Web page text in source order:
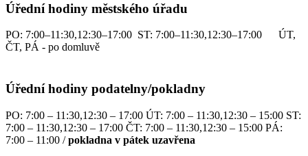
Úřední hodiny městského úřadu
PO: 7:00–11:30,12:30–17:00 ST: 7:00–11:30,12:30–17:00 ÚT,
ČT, PÁ - po domluvě
Úřední hodiny podatelny/pokladny
PO: 7:00 – 11:30,12:30 – 17:00 ÚT: 7:00 – 11:30,12:30 – 15:00 ST:
7:00 – 11:30,12:30 – 17:00 ČT: 7:00 – 11:30,12:30 – 15:00 PÁ:
7:00 – 11:00 /pokladna v pátek uzavřena